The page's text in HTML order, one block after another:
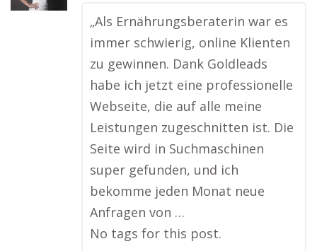
„Als Ernährungsberaterin war es
immer schwierig, online Klienten
zu gewinnen. Dank Goldleads
habe ich jetzt eine professionelle
Webseite, die auf alle meine
Leistungen zugeschnitten ist. Die
Seite wird in Suchmaschinen
super gefunden, und ich
bekomme jeden Monat neue
Anfragen von …
No tags for this post.